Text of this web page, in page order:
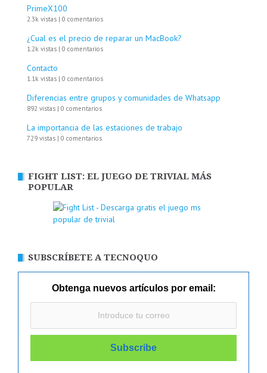
PrimeX100
2.3k vistas | 0 comentarios
¿Cual es el precio de reparar un MacBook?
1.2k vistas | 0 comentarios
Contacto
1.1k vistas | 0 comentarios
Diferencias entre grupos y comunidades de Whatsapp
892 vistas | 0 comentarios
La importancia de las estaciones de trabajo
729 vistas | 0 comentarios
FIGHT LIST: EL JUEGO DE TRIVIAL MÁS
POPULAR
SUBSCRÍBETE A TECNOQUO
Obtenga nuevos artículos por email: